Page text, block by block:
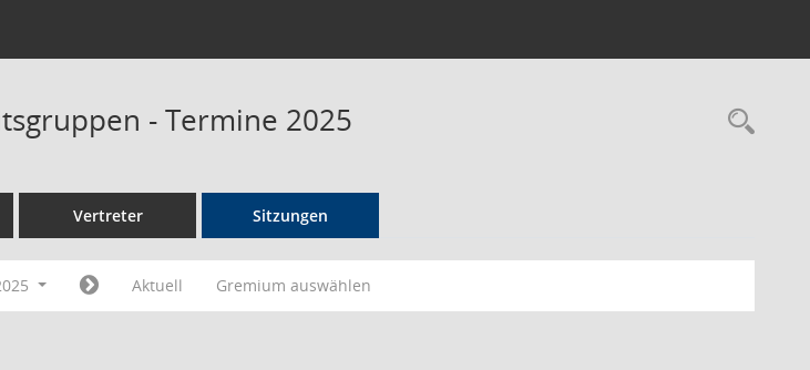
- Termine 2025
Vertreter Sitzungen
Aktuell Gremium auswählen